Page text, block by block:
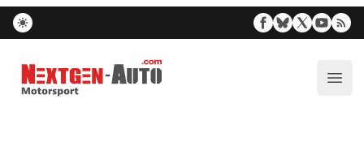
Nextgen-Auto.com